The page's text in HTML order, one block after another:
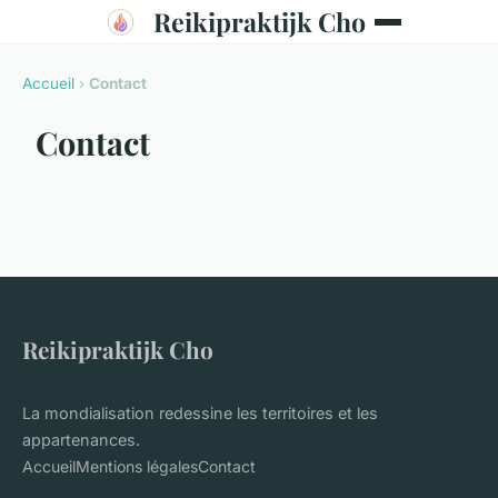
Reikipraktijk Cho
Accueil › Contact
Contact
Reikipraktijk Cho
La mondialisation redessine les territoires et les
appartenances.
AccueilMentions légalesContact